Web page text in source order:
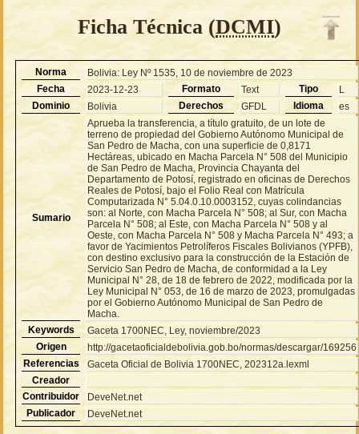
Ficha Técnica (DCMI)
Norma
Bolivia: Ley Nº 1535, 10 de noviembre de 2023
Fecha
2023-12-23 Formato Text Tipo
L
Dominio
Bolivia Derechos GFDL Idioma es
Sumario
Aprueba la transferencia, a título gratuito, de un lote de
terreno de propiedad del Gobierno Autónomo Municipal de
San Pedro de Macha, con una superficie de 0,8171
Hectáreas, ubicado en Macha Parcela N° 508 del Municipio
de San Pedro de Macha, Provincia Chayanta del
Departamento de Potosí, registrado en oficinas de Derechos
Reales de Potosí, bajo el Folio Real con Matrícula
Computarizada N° 5.04.0.10.0003152, cuyas colindancias
son: al Norte, con Macha Parcela N° 508; al Sur, con Macha
Parcela N° 508; al Este, con Macha Parcela N° 508 y al
Oeste, con Macha Parcela N° 508 y Macha Parcela N° 493; a
favor de Yacimientos Petrolíferos Fiscales Bolivianos (YPFB),
con destino exclusivo para la construcción de la Estación de
Servicio San Pedro de Macha, de conformidad a la Ley
Municipal N° 28, de 18 de febrero de 2022, modificada por la
Ley Municipal N° 053, de 16 de marzo de 2023, promulgadas
por el Gobierno Autónomo Municipal de San Pedro de
Macha.
Keywords
Gaceta 1700NEC, Ley, noviembre/2023
Origen
http://gacetaoficialdebolivia.gob.bo/normas/descargar/169256
Referencias
Gaceta Oficial de Bolivia 1700NEC, 202312a.lexml
Creador
Contribuidor
DeveNet.net
Publicador
DeveNet.net